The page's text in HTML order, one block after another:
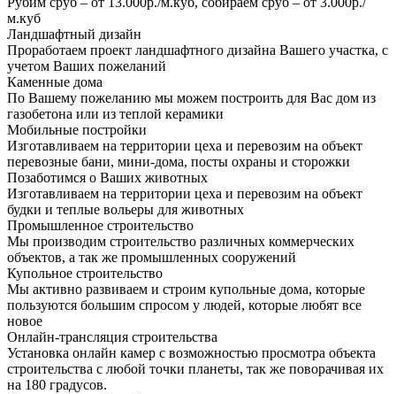
м.куб
Ландшафтный дизайн
Проработаем проект ландшафтного дизайна Вашего участка, с
учетом Ваших пожеланий
Каменные дома
По Вашему пожеланию мы можем построить для Вас дом из
газобетона или из теплой керамики
Мобильные постройки
Изготавливаем на территории цеха и перевозим на объект
перевозные бани, мини-дома, посты охраны и сторожки
Позаботимся о Ваших животных
Изготавливаем на территории цеха и перевозим на объект
будки и теплые вольеры для животных
Промышленное строительство
Мы производим строительство различных коммерческих
объектов, а так же промышленных сооружений
Купольное строительство
Мы активно развиваем и строим купольные дома, которые
пользуются большим спросом у людей, которые любят все
новое
Онлайн-трансляция строительства
Установка онлайн камер с возможностью просмотра объекта
строительства с любой точки планеты, так же поворачивая их
на 180 градусов.